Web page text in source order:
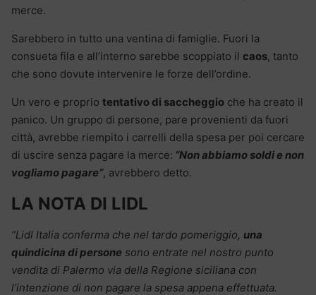
merce.
Sarebbero in tutto una ventina di famiglie. Fuori la
consueta fila e all’interno sarebbe scoppiato il caos, tanto
che sono dovute intervenire le forze dell’ordine.
Un vero e proprio tentativo di saccheggio che ha creato il
panico. Un gruppo di persone, pare provenienti da fuori
città, avrebbe riempito i carrelli della spesa per poi cercare
di uscire senza pagare la merce: “Non abbiamo soldi e non
vogliamo pagare”, avrebbero detto.
LA NOTA DI LIDL
“Lidl Italia conferma che nel tardo pomeriggio, una
quindicina di persone sono entrate nel nostro punto
vendita di Palermo via della Regione siciliana con
l’intenzione di non pagare la spesa appena effettuata.